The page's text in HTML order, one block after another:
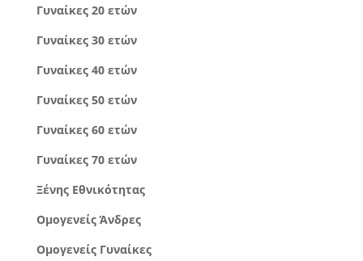
Γυναίκες 20 ετών
Γυναίκες 30 ετών
Γυναίκες 40 ετών
Γυναίκες 50 ετών
Γυναίκες 60 ετών
Γυναίκες 70 ετών
Ξένης Εθνικότητας
Ομογενείς Άνδρες
Ομογενείς Γυναίκες